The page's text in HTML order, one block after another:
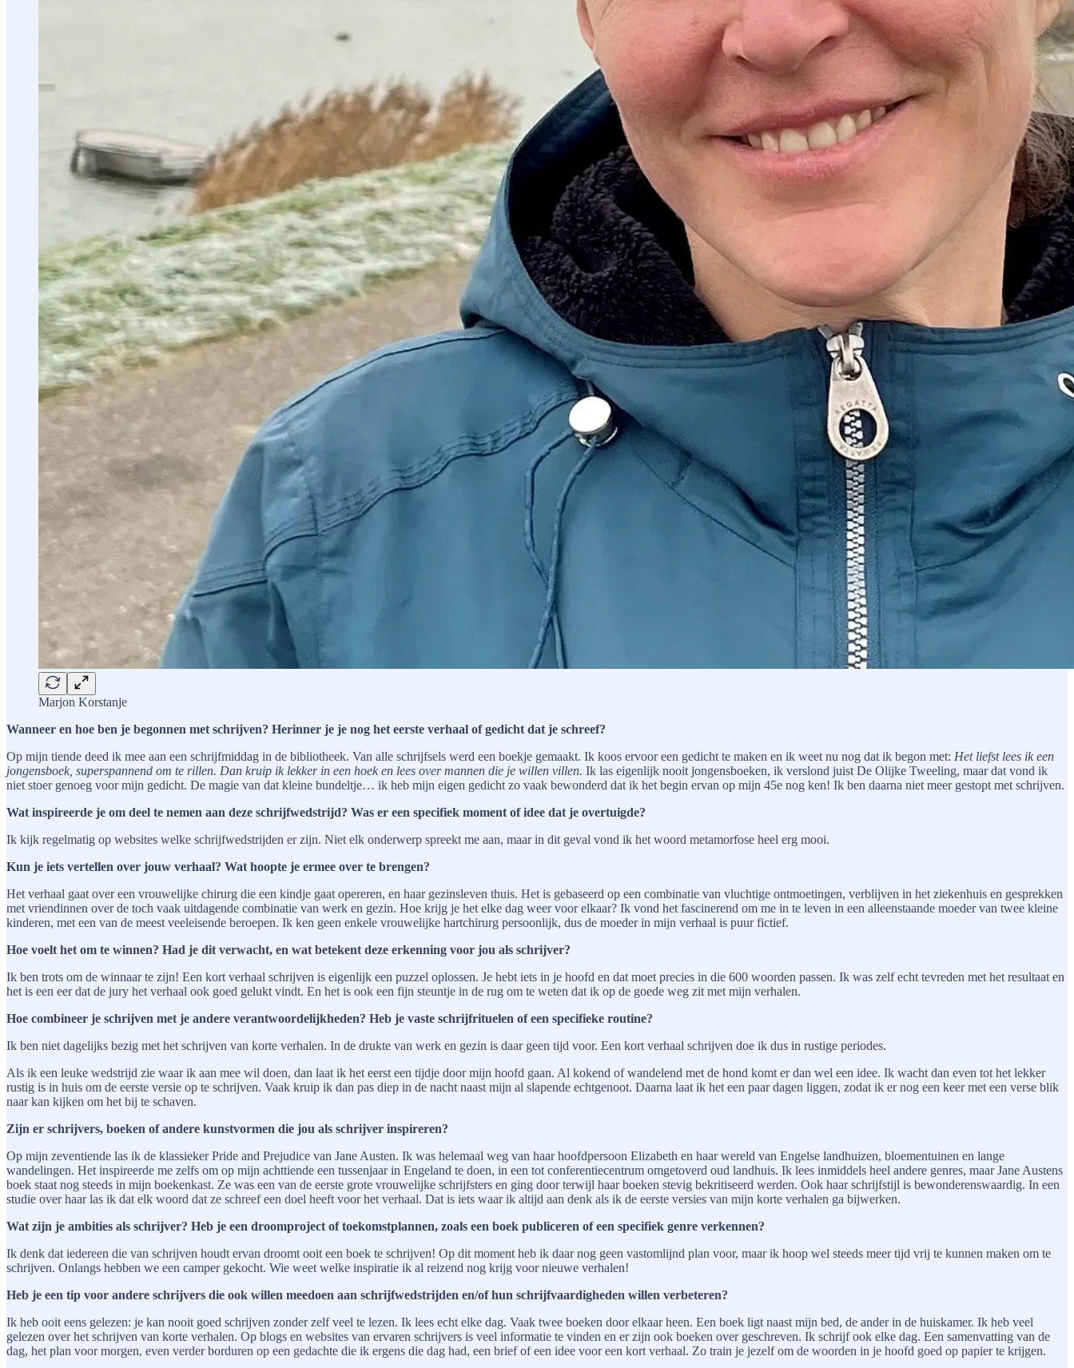
Marjon Korstanje
Wanneer en hoe ben je begonnen met schrijven? Herinner je je nog het eerste verhaal of gedicht dat je schreef?
Op mijn tiende deed ik mee aan een schrijfmiddag in de bibliotheek. Van alle schrijfsels werd een boekje gemaakt. Ik koos ervoor een gedicht te maken en ik weet nu nog dat ik begon met: Het liefst lees ik een
jongensboek, superspannend om te rillen. Dan kruip ik lekker in een hoek en lees over mannen die je willen villen. Ik las eigenlijk nooit jongensboeken, ik verslond juist De Olijke Tweeling, maar dat vond ik
niet stoer genoeg voor mijn gedicht. De magie van dat kleine bundeltje… ik heb mijn eigen gedicht zo vaak bewonderd dat ik het begin ervan op mijn 45e nog ken! Ik ben daarna niet meer gestopt met schrijven.
Wat inspireerde je om deel te nemen aan deze schrijfwedstrijd? Was er een specifiek moment of idee dat je overtuigde?
Ik kijk regelmatig op websites welke schrijfwedstrijden er zijn. Niet elk onderwerp spreekt me aan, maar in dit geval vond ik het woord metamorfose heel erg mooi.
Kun je iets vertellen over jouw verhaal? Wat hoopte je ermee over te brengen?
Het verhaal gaat over een vrouwelijke chirurg die een kindje gaat opereren, en haar gezinsleven thuis. Het is gebaseerd op een combinatie van vluchtige ontmoetingen, verblijven in het ziekenhuis en gesprekken
met vriendinnen over de toch vaak uitdagende combinatie van werk en gezin. Hoe krijg je het elke dag weer voor elkaar? Ik vond het fascinerend om me in te leven in een alleenstaande moeder van twee kleine
kinderen, met een van de meest veeleisende beroepen. Ik ken geen enkele vrouwelijke hartchirurg persoonlijk, dus de moeder in mijn verhaal is puur fictief.
Hoe voelt het om te winnen? Had je dit verwacht, en wat betekent deze erkenning voor jou als schrijver?
Ik ben trots om de winnaar te zijn! Een kort verhaal schrijven is eigenlijk een puzzel oplossen. Je hebt iets in je hoofd en dat moet precies in die 600 woorden passen. Ik was zelf echt tevreden met het resultaat en
het is een eer dat de jury het verhaal ook goed gelukt vindt. En het is ook een fijn steuntje in de rug om te weten dat ik op de goede weg zit met mijn verhalen.
Hoe combineer je schrijven met je andere verantwoordelijkheden? Heb je vaste schrijfrituelen of een specifieke routine?
Ik ben niet dagelijks bezig met het schrijven van korte verhalen. In de drukte van werk en gezin is daar geen tijd voor. Een kort verhaal schrijven doe ik dus in rustige periodes.
Als ik een leuke wedstrijd zie waar ik aan mee wil doen, dan laat ik het eerst een tijdje door mijn hoofd gaan. Al kokend of wandelend met de hond komt er dan wel een idee. Ik wacht dan even tot het lekker
rustig is in huis om de eerste versie op te schrijven. Vaak kruip ik dan pas diep in de nacht naast mijn al slapende echtgenoot. Daarna laat ik het een paar dagen liggen, zodat ik er nog een keer met een verse blik
naar kan kijken om het bij te schaven.
Zijn er schrijvers, boeken of andere kunstvormen die jou als schrijver inspireren?
Op mijn zeventiende las ik de klassieker Pride and Prejudice van Jane Austen. Ik was helemaal weg van haar hoofdpersoon Elizabeth en haar wereld van Engelse landhuizen, bloementuinen en lange
wandelingen. Het inspireerde me zelfs om op mijn achttiende een tussenjaar in Engeland te doen, in een tot conferentiecentrum omgetoverd oud landhuis. Ik lees inmiddels heel andere genres, maar Jane Austens
boek staat nog steeds in mijn boekenkast. Ze was een van de eerste grote vrouwelijke schrijfsters en ging door terwijl haar boeken stevig bekritiseerd werden. Ook haar schrijfstijl is bewonderenswaardig. In een
studie over haar las ik dat elk woord dat ze schreef een doel heeft voor het verhaal. Dat is iets waar ik altijd aan denk als ik de eerste versies van mijn korte verhalen ga bijwerken.
Wat zijn je ambities als schrijver? Heb je een droomproject of toekomstplannen, zoals een boek publiceren of een specifiek genre verkennen?
Ik denk dat iedereen die van schrijven houdt ervan droomt ooit een boek te schrijven! Op dit moment heb ik daar nog geen vastomlijnd plan voor, maar ik hoop wel steeds meer tijd vrij te kunnen maken om te
schrijven. Onlangs hebben we een camper gekocht. Wie weet welke inspiratie ik al reizend nog krijg voor nieuwe verhalen!
Heb je een tip voor andere schrijvers die ook willen meedoen aan schrijfwedstrijden en/of hun schrijfvaardigheden willen verbeteren?
Ik heb ooit eens gelezen: je kan nooit goed schrijven zonder zelf veel te lezen. Ik lees echt elke dag. Vaak twee boeken door elkaar heen. Een boek ligt naast mijn bed, de ander in de huiskamer. Ik heb veel
gelezen over het schrijven van korte verhalen. Op blogs en websites van ervaren schrijvers is veel informatie te vinden en er zijn ook boeken over geschreven. Ik schrijf ook elke dag. Een samenvatting van de
dag, het plan voor morgen, even verder borduren op een gedachte die ik ergens die dag had, een brief of een idee voor een kort verhaal. Zo train je jezelf om de woorden in je hoofd goed op papier te krijgen.